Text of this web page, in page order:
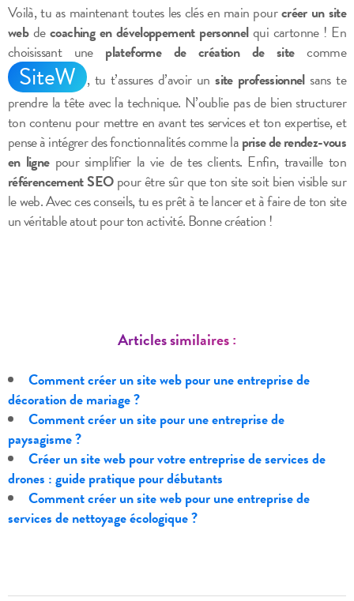
Voilà, tu as maintenant toutes les clés en main pourcréer un site
webdecoaching en développement personnelqui cartonne ! En
choisissant une plateforme de création de sitecomme
SiteW , tu t’assures d’avoir unsite professionnelsans te
prendre la tête avec la technique. N’oublie pas de bien structurer
ton contenu pour mettre en avant tes services et ton expertise, et
pense à intégrer des fonctionnalités comme laprise de rendez-vous
en lignepour simplifier la vie de tes clients. Enfin, travaille ton
référencement SEOpour être sûr que ton site soit bien visible sur
le web. Avec ces conseils, tu es prêt à te lancer et à faire de ton site
un véritable atout pour ton activité. Bonne création !
Articles similaires :
Comment créer un site web pour une entreprise de
décoration de mariage ?
Comment créer un site pour une entreprise de
paysagisme ?
Créer un site web pour votre entreprise de services de
drones : guide pratique pour débutants
Comment créer un site web pour une entreprise de
services de nettoyage écologique ?